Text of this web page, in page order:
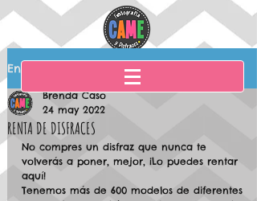
Entrada
RENTA DE DISFRACES
Brenda Caso
24 may 2022
No compres un disfraz que nunca te
volverás a poner, mejor, ¡Lo puedes rentar
aquí!
Tenemos más de 600 modelos de diferentes